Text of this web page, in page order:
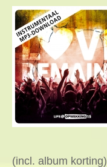
(incl. album korting)